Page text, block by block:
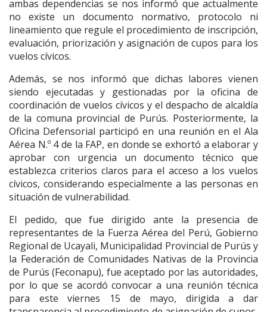
ambas dependencias se nos informó que actualmente
no existe un documento normativo, protocolo ni
lineamiento que regule el procedimiento de inscripción,
evaluación, priorización y asignación de cupos para los
vuelos cívicos.
Además, se nos informó que dichas labores vienen
siendo ejecutadas y gestionadas por la oficina de
coordinación de vuelos cívicos y el despacho de alcaldía
de la comuna provincial de Purús. Posteriormente, la
Oficina Defensorial participó en una reunión en el Ala
Aérea N.º 4 de la FAP, en donde se exhortó a elaborar y
aprobar con urgencia un documento técnico que
establezca criterios claros para el acceso a los vuelos
cívicos, considerando especialmente a las personas en
situación de vulnerabilidad.
El pedido, que fue dirigido ante la presencia de
representantes de la Fuerza Aérea del Perú, Gobierno
Regional de Ucayali, Municipalidad Provincial de Purús y
la Federación de Comunidades Nativas de la Provincia
de Purús (Feconapu), fue aceptado por las autoridades,
por lo que se acordó convocar a una reunión técnica
para este viernes 15 de mayo, dirigida a dar